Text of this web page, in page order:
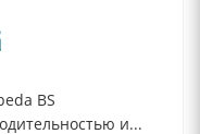
BS
и...